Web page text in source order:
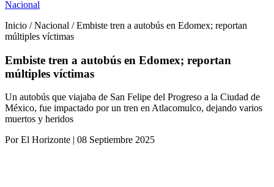
Nacional
Inicio / Nacional / Embiste tren a autobús en Edomex; reportan
múltiples víctimas
Embiste tren a autobús en Edomex; reportan
múltiples víctimas
Un autobús que viajaba de San Felipe del Progreso a la Ciudad de
México, fue impactado por un tren en Atlacomulco, dejando varios
muertos y heridos
Por El Horizonte | 08 Septiembre 2025